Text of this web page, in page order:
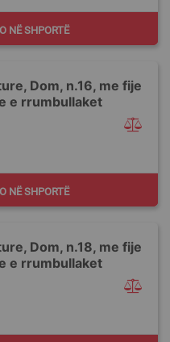
NË SHPORTË
Dom, n.16, me fije
e rrumbullaket
NË SHPORTË
Dom, n.18, me fije
e rrumbullaket